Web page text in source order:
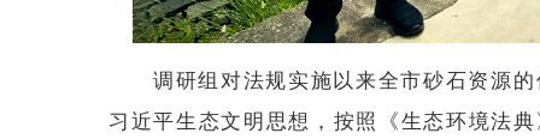
调研组对法规实施以来全市砂石资源
习近平生态文明思想，按照《生态环境法